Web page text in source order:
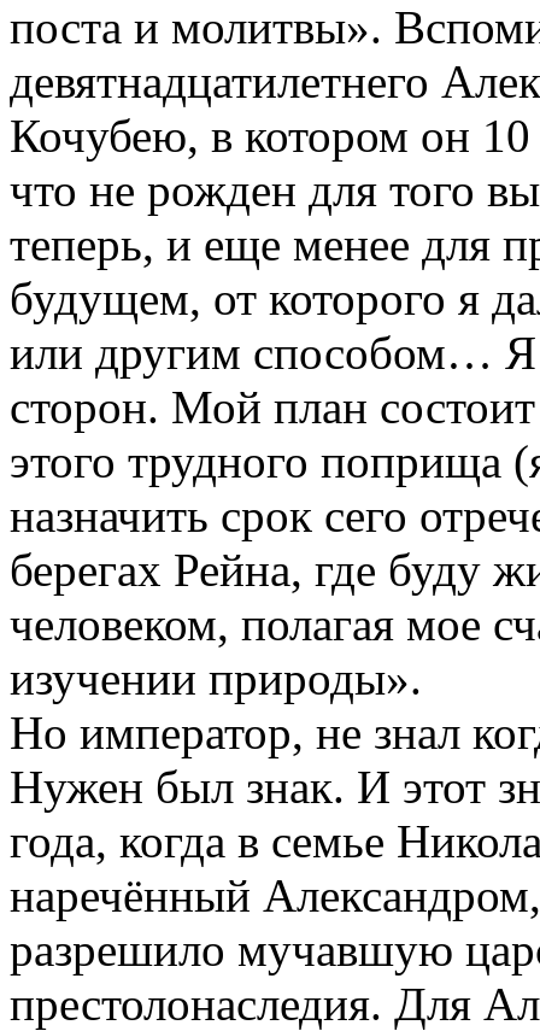
поста и молитвы».
девятнадцатилетнего
Кочубею, в котором он
что не рожден для того
теперь, и еще менее для
будущем, от которого я
или другим способом… Я
сторон. Мой план
этого трудного поприща
назначить срок сего
берегах Рейна, где буду
человеком, полагая мое
изучении природы».
Но император, не знал
Нужен был знак. И этот
года, когда в семье
наречённый
разрешило мучавшую
престолонаследия. Для